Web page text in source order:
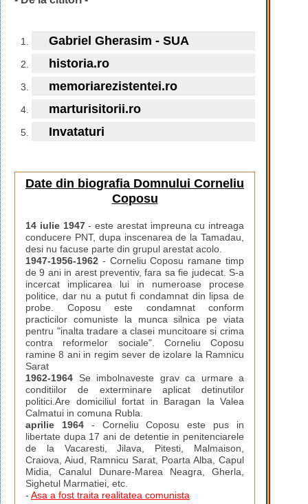
Gabriel Gherasim - SUA
historia.ro
memoriarezistentei.ro
marturisitorii.ro
Invataturi
Date din biografia Domnului Corneliu
Coposu
14 iulie 1947- este arestat impreuna cu intreaga
conducere PNT, dupa inscenarea de la Tamadau,
desi nu facuse parte din grupul arestat acolo.
1947-1956-1962 - Corneliu Coposu ramane timp
de 9 ani in arest preventiv, fara sa fie judecat. S-a
incercat implicarea lui in numeroase procese
politice, dar nu a putut fi condamnat din lipsa de
probe. Coposu este condamnat conform
practicilor comuniste la munca silnica pe viata
pentru "inalta tradare a clasei muncitoare si crima
contra reformelor sociale". Corneliu Coposu
ramine 8 ani in regim sever de izolare la Ramnicu
Sarat
1962-1964 Se imbolnaveste grav ca urmare a
conditiilor de exterminare aplicat detinutilor
politici.Are domiciliul fortat in Baragan la Valea
Calmatui in comuna Rubla.
aprilie 1964- Corneliu Coposu este pus in
libertate dupa 17 ani de detentie in penitenciarele
de la Vacaresti, Jilava, Pitesti, Malmaison,
Craiova, Aiud, Ramnicu Sarat, Poarta Alba, Capul
Midia, Canalul Dunare-Marea Neagra, Gherla,
Sighetul Marmatiei, etc.
- Asa a fost traita realitatea comunista